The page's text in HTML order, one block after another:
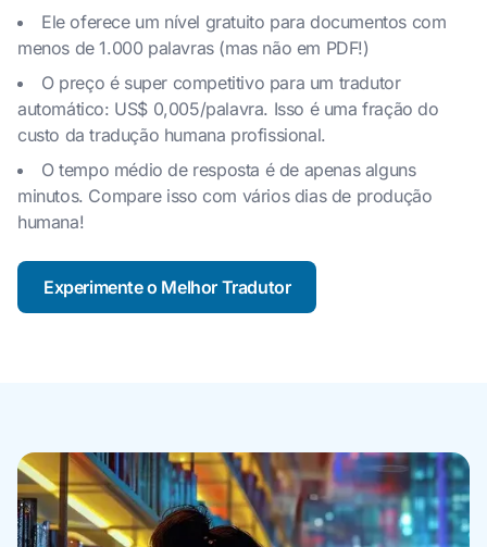
Ele oferece um nível gratuito para documentos com
menos de 1.000 palavras (mas não em PDF!)
O preço é super competitivo para um tradutor
automático: US$ 0,005/palavra. Isso é uma fração do
custo da tradução humana profissional.
O tempo médio de resposta é de apenas alguns
minutos. Compare isso com vários dias de produção
humana!
Experimente o Melhor Tradutor